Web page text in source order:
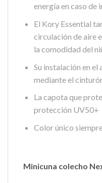
energía en caso de
El Kory Essential
circulación de aire
la comodidad del
Su instalación en
mediante el
La capota que
protección UV50+
Color único
Minicuna colecho